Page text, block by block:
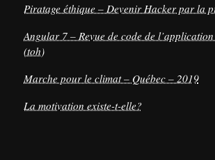
Piratage éthique – Devenir Hacker par la
Angular 7 – Revue de code de
(toh)
Marche pour le climat – Québec – 2019
La motivation existe-t-elle?